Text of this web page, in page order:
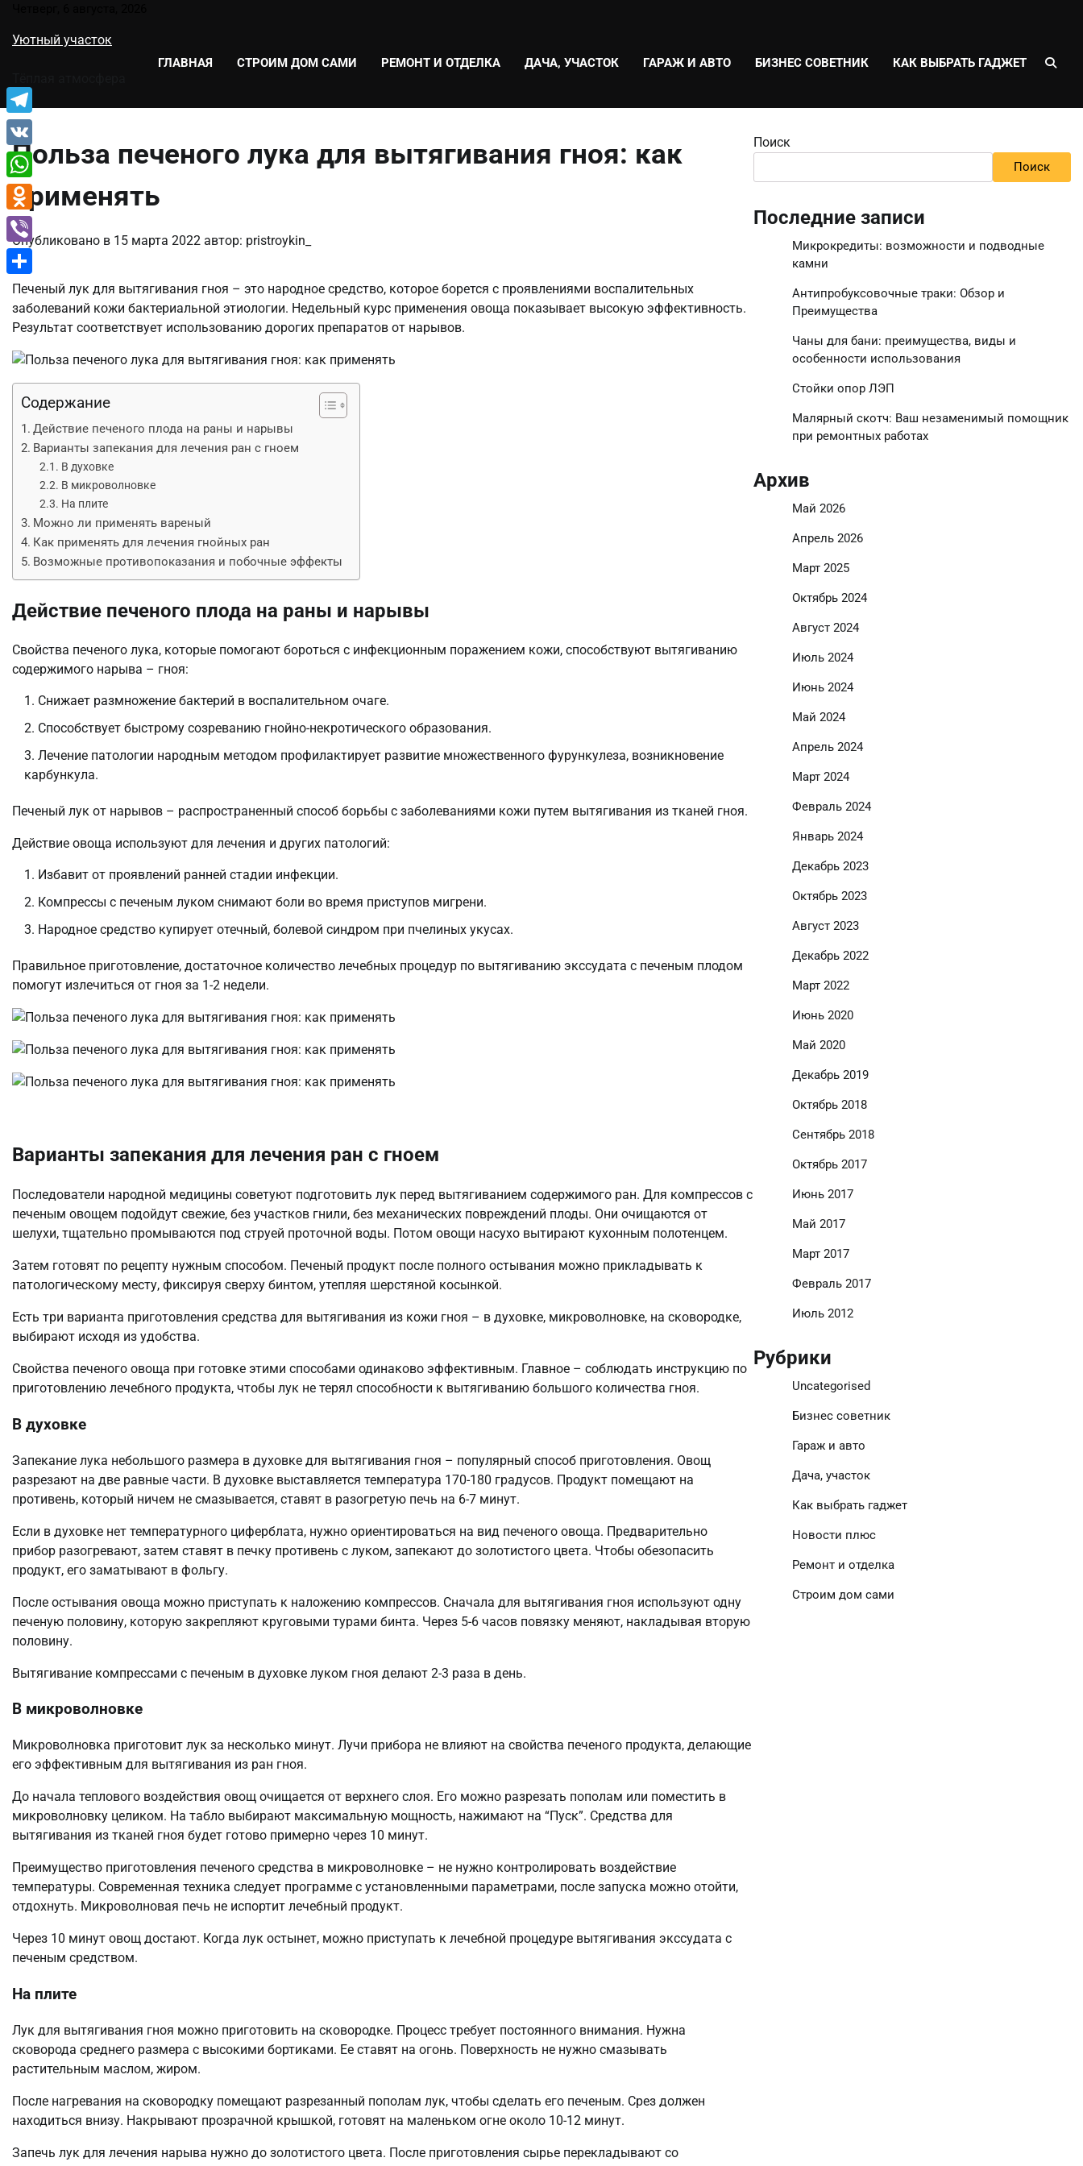
содержимому
Уютный участок
ГЛАВНАЯ СТРОИМ ДОМ САМИ РЕМОНТ И ОТДЕЛКА ДАЧА, УЧАСТОК ГАРАЖ И АВТО БИЗНЕС СОВЕТНИК КАК ВЫБРАТЬ ГАДЖЕТ
Польза печеного лука для вытягивания гноя: как
применять
Опубликовано в 15 марта 2022 автор: pristroykin_
Печеный лук для вытягивания гноя – это народное средство, которое борется с проявлениями воспалительных
заболеваний кожи бактериальной этиологии. Недельный курс применения овоща показывает высокую эффективность.
Результат соответствует использованию дорогих препаратов от нарывов.
Содержание
Действие печеного плода на раны и нарывы
Варианты запекания для лечения ран с гноем
В духовке
В микроволновке
На плите
Можно ли применять вареный
Как применять для лечения гнойных ран
Возможные противопоказания и побочные эффекты
Действие печеного плода на раны и нарывы
Свойства печеного лука, которые помогают бороться с инфекционным поражением кожи, способствуют вытягиванию
содержимого нарыва – гноя:
Снижает размножение бактерий в воспалительном очаге.
Способствует быстрому созреванию гнойно-некротического образования.
Лечение патологии народным методом профилактирует развитие множественного фурункулеза, возникновение
карбункула.
Печеный лук от нарывов – распространенный способ борьбы с заболеваниями кожи путем вытягивания из тканей гноя.
Действие овоща используют для лечения и других патологий:
Избавит от проявлений ранней стадии инфекции.
Компрессы с печеным луком снимают боли во время приступов мигрени.
Народное средство купирует отечный, болевой синдром при пчелиных укусах.
Правильное приготовление, достаточное количество лечебных процедур по вытягиванию экссудата с печеным плодом
помогут излечиться от гноя за 1-2 недели.
Варианты запекания для лечения ран с гноем
Последователи народной медицины советуют подготовить лук перед вытягиванием содержимого ран. Для компрессов с
печеным овощем подойдут свежие, без участков гнили, без механических повреждений плоды. Они очищаются от
шелухи, тщательно промываются под струей проточной воды. Потом овощи насухо вытирают кухонным полотенцем.
Затем готовят по рецепту нужным способом. Печеный продукт после полного остывания можно прикладывать к
патологическому месту, фиксируя сверху бинтом, утепляя шерстяной косынкой.
Есть три варианта приготовления средства для вытягивания из кожи гноя – в духовке, микроволновке, на сковородке,
выбирают исходя из удобства.
Свойства печеного овоща при готовке этими способами одинаково эффективным. Главное – соблюдать инструкцию по
приготовлению лечебного продукта, чтобы лук не терял способности к вытягиванию большого количества гноя.
В духовке
Запекание лука небольшого размера в духовке для вытягивания гноя – популярный способ приготовления. Овощ
разрезают на две равные части. В духовке выставляется температура 170-180 градусов. Продукт помещают на
противень, который ничем не смазывается, ставят в разогретую печь на 6-7 минут.
Если в духовке нет температурного циферблата, нужно ориентироваться на вид печеного овоща. Предварительно
прибор разогревают, затем ставят в печку противень с луком, запекают до золотистого цвета. Чтобы обезопасить
продукт, его заматывают в фольгу.
После остывания овоща можно приступать к наложению компрессов. Сначала для вытягивания гноя используют одну
печеную половину, которую закрепляют круговыми турами бинта. Через 5-6 часов повязку меняют, накладывая вторую
половину.
Вытягивание компрессами с печеным в духовке луком гноя делают 2-3 раза в день.
В микроволновке
Микроволновка приготовит лук за несколько минут. Лучи прибора не влияют на свойства печеного продукта, делающие
его эффективным для вытягивания из ран гноя.
До начала теплового воздействия овощ очищается от верхнего слоя. Его можно разрезать пополам или поместить в
микроволновку целиком. На табло выбирают максимальную мощность, нажимают на “Пуск”. Средства для
вытягивания из тканей гноя будет готово примерно через 10 минут.
Преимущество приготовления печеного средства в микроволновке – не нужно контролировать воздействие
температуры. Современная техника следует программе с установленными параметрами, после запуска можно отойти,
отдохнуть. Микроволновая печь не испортит лечебный продукт.
Через 10 минут овощ достают. Когда лук остынет, можно приступать к лечебной процедуре вытягивания экссудата с
печеным средством.
На плите
Лук для вытягивания гноя можно приготовить на сковородке. Процесс требует постоянного внимания. Нужна
сковорода среднего размера с высокими бортиками. Ее ставят на огонь. Поверхность не нужно смазывать
растительным маслом, жиром.
После нагревания на сковородку помещают разрезанный пополам лук, чтобы сделать его печеным. Срез должен
находиться внизу. Накрывают прозрачной крышкой, готовят на маленьком огне около 10-12 минут.
Запечь лук для лечения нарыва нужно до золотистого цвета. После приготовления сырье перекладывают со
Поиск
Поиск
Последние записи
Микрокредиты: возможности и подводные
камни
Антипробуксовочные траки: Обзор и
Преимущества
Чаны для бани: преимущества, виды и
особенности использования
Стойки опор ЛЭП
Малярный скотч: Ваш незаменимый помощник
при ремонтных работах
Архив
Май 2026
Апрель 2026
Март 2025
Октябрь 2024
Август 2024
Июль 2024
Июнь 2024
Май 2024
Апрель 2024
Март 2024
Февраль 2024
Январь 2024
Декабрь 2023
Октябрь 2023
Август 2023
Декабрь 2022
Март 2022
Июнь 2020
Май 2020
Декабрь 2019
Октябрь 2018
Сентябрь 2018
Октябрь 2017
Июнь 2017
Май 2017
Март 2017
Февраль 2017
Июль 2012
Рубрики
Uncategorised
Бизнес советник
Гараж и авто
Дача, участок
Как выбрать гаджет
Новости плюс
Ремонт и отделка
Строим дом сами
Telegram
VK
WhatsApp
Odnoklassniki
Viber
Отправить